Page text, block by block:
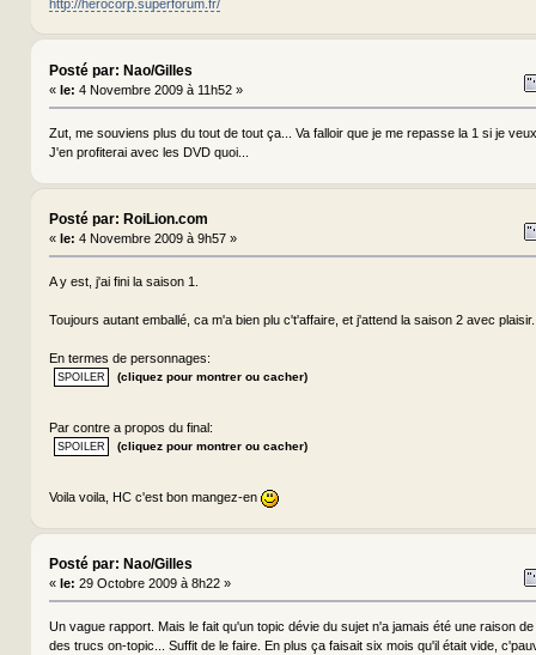
http://herocorp.superforum.fr/
Posté par: Nao/Gilles
« le: 4 Novembre 2009 à 11h52 »
Zut, me souviens plus du tout de tout ça... Va falloir que je me repasse la 1 si je
J'en profiterai avec les DVD quoi...
Posté par: RoiLion.com
« le: 4 Novembre 2009 à 9h57 »
A y est, j'ai fini la saison 1.
Toujours autant emballé, ca m'a bien plu c't'affaire, et j'attend la saison 2 avec plaisir.
En termes de personnages:
(cliquez pour montrer ou cacher)
Par contre a propos du final:
(cliquez pour montrer ou cacher)
Voila voila, HC c'est bon mangez-en
Posté par: Nao/Gilles
« le: 29 Octobre 2009 à 8h22 »
Un vague rapport. Mais le fait qu'un topic dévie du sujet n'a jamais été une raison
des trucs on-topic... Suffit de le faire. En plus ça faisait six mois qu'il était vide,